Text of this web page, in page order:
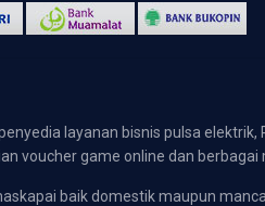
layanan bisnis pulsa
voucher game online dan
baik domestik maupun